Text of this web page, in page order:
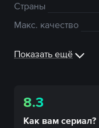
Страны
Макс. качество
Показать ещё
8.3
Как вам сериал?